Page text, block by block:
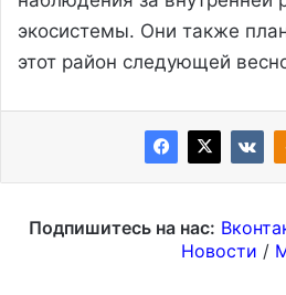
экосистемы. Они также
этот район следующей
Подпишитесь на нас:
Новости /